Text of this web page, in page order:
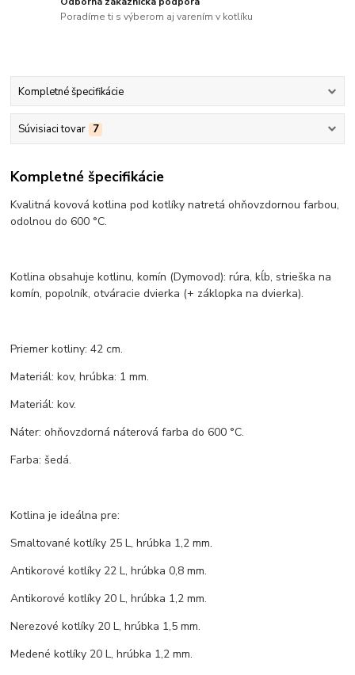
Poradíme ti s výberom aj varením v kotlíku
Kompletné špecifikácie
Súvisiaci tovar 7
Kompletné špecifikácie
Kvalitná kovová kotlina pod kotlíky natretá ohňovzdornou farbou,
odolnou do 600 °C.
Kotlina obsahuje kotlinu, komín (Dymovod): rúra, kĺb, strieška na
komín, popolník, otváracie dvierka (+ záklopka na dvierka).
Priemer kotliny: 42 cm.
Materiál: kov, hrúbka: 1 mm.
Materiál: kov.
Náter: ohňovzdorná náterová farba do 600 °C.
Farba: šedá.
Kotlina je ideálna pre:
Smaltované kotlíky 25 L, hrúbka 1,2 mm.
Antikorové kotlíky 22 L, hrúbka 0,8 mm.
Antikorové kotlíky 20 L, hrúbka 1,2 mm.
Nerezové kotlíky 20 L, hrúbka 1,5 mm.
Medené kotlíky 20 L, hrúbka 1,2 mm.